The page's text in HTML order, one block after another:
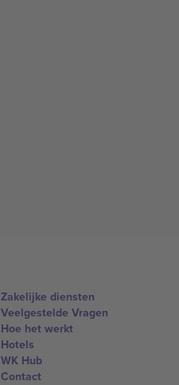
Zakelijke diensten
Veelgestelde Vragen
Hoe het werkt
Hotels
WK Hub
Contact